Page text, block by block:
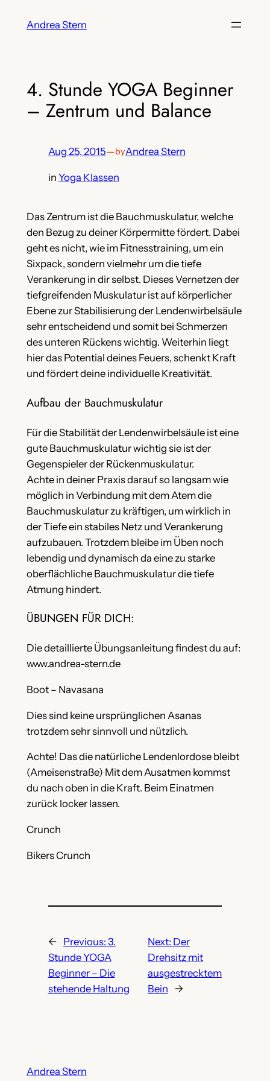
Andrea Stern
4. Stunde YOGA Beginner
– Zentrum und Balance
Aug 25, 2015—byAndrea Stern
in Yoga Klassen
Das Zentrum ist die Bauchmuskulatur, welche
den Bezug zu deiner Körpermitte fördert. Dabei
geht es nicht, wie im Fitnesstraining, um ein
Sixpack, sondern vielmehr um die tiefe
Verankerung in dir selbst. Dieses Vernetzen der
tiefgreifenden Muskulatur ist auf körperlicher
Ebene zur Stabilisierung der Lendenwirbelsäule
sehr entscheidend und somit bei Schmerzen
des unteren Rückens wichtig. Weiterhin liegt
hier das Potential deines Feuers, schenkt Kraft
und fördert deine individuelle Kreativität.
Aufbau der Bauchmuskulatur
Für die Stabilität der Lendenwirbelsäule ist eine
gute Bauchmuskulatur wichtig sie ist der
Gegenspieler der Rückenmuskulatur.
Achte in deiner Praxis darauf so langsam wie
möglich in Verbindung mit dem Atem die
Bauchmuskulatur zu kräftigen, um wirklich in
der Tiefe ein stabiles Netz und Verankerung
aufzubauen. Trotzdem bleibe im Üben noch
lebendig und dynamisch da eine zu starke
oberflächliche Bauchmuskulatur die tiefe
Atmung hindert.
ÜBUNGEN FÜR DICH:
Die detaillierte Übungsanleitung findest du auf:
www.andrea-stern.de
Boot – Navasana
Dies sind keine ursprünglichen Asanas
trotzdem sehr sinnvoll und nützlich.
Achte! Das die natürliche Lendenlordose bleibt
(Ameisenstraße) Mit dem Ausatmen kommst
du nach oben in die Kraft. Beim Einatmen
zurück locker lassen.
Crunch
Bikers Crunch
← Previous: 3.
Stunde YOGA
Beginner – Die
stehende Haltung
Next: Der
Drehsitz mit
ausgestrecktem
Bein
→
Andrea Stern